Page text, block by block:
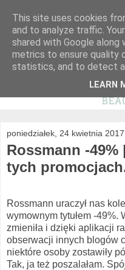
poniedziałek, 24 kwietnia 2017
Rossmann -49%
tych
Rossmann uraczył nas
wymownym tytułem -49%.
zmieniła i dzięki aplikacji
obserwacji innych blogów
niektóre osoby zostawiły
Tak, ja też poszalałam.
This site uses cookies
and to analyze traffic.
shared with Google
metrics to ensure quality
statistics, and to detect
LEARN